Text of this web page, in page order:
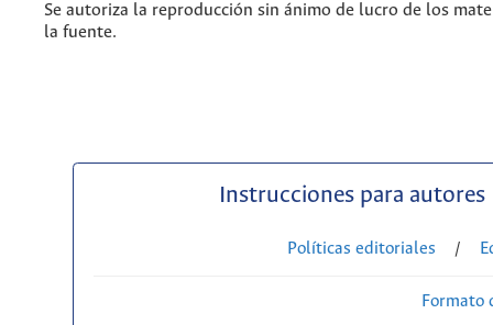
Se autoriza la reproducción sin ánimo de lucro de los
la fuente.
Instrucciones para autores
Políticas editoriales /
Formato